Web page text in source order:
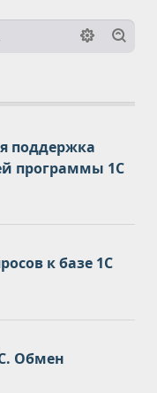
поддержка
программы 1С
к базе 1С
Обмен